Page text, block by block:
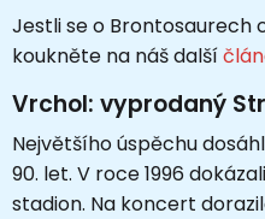
Jestli se o Brontosaurech
koukněte na náš další
Vrchol: vyprodaný
Největšího úspěchu
90. let. V roce 1996
stadion. Na koncert